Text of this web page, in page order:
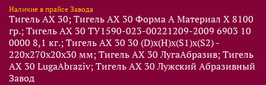
Наличие в прайсе Завода
Тигель AX 30; Тигель AX 30 Форма A Материал X 8100
гр.; Тигель AX 30 ТУ1590-023-00221209-2009 6903 10
0000 8,1 кг.; Тигель AX 30 30 (D)x(Н)x(S1)x(S2) -
220x270x20x30 мм; Тигель AX 30 ЛугаАбразив; Тигель
AX 30 LugaAbraziv; Тигель AX 30 Лужский Абразивный
Завод